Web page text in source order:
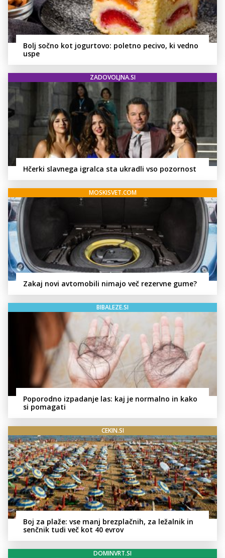
Bolj sočno kot jogurtovo: poletno pecivo, ki vedno
uspe
ZADOVOLJNA.SI
Hčerki slavnega igralca sta ukradli vso pozornost
MOSKISVET.COM
Zakaj novi avtomobili nimajo več rezervne gume?
BIBALEZE.SI
Poporodno izpadanje las: kaj je normalno in kako
si pomagati
CEKIN.SI
Boj za plaže: vse manj brezplačnih, za ležalnik in
senčnik tudi več kot 40 evrov
DOMINVRT.SI